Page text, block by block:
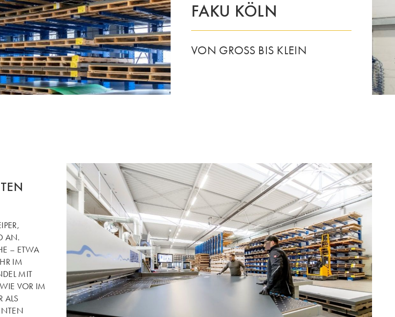
FAKU KÖLN
VON GROSS BIS KLEIN
AN.
– ETWA
IM
MIT
VOR IM
ALS